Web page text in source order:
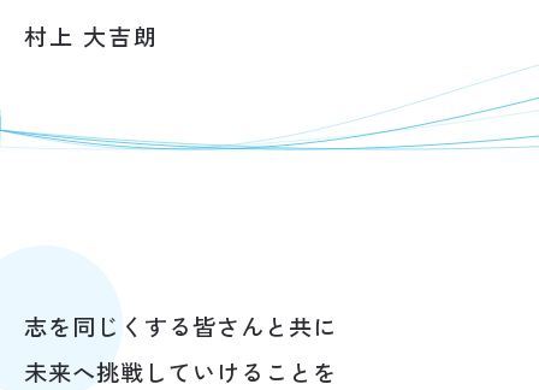
村上 大吉朗
志を同じくする皆さんと共に
未来へ挑戦していけることを